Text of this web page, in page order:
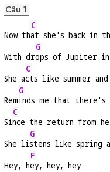
Câu 1
Now th
C
at she's back in
With dr
G
ops of Jupiter
She a
C
cts like summer
Rem
G
inds me that there's
Si
C
nce the return from
She li
G
stens like spring
Hey, h
F
ey, hey, hey